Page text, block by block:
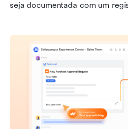
seja documentada com um